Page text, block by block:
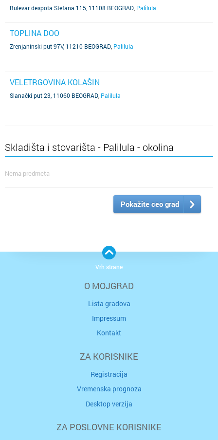
Bulevar despota Stefana 115, 11108 BEOGRAD Palilula
TOPLINA DOO
Zrenjaninski put 97V, 11210 BEOGRAD Palilula
VELETRGOVINA KOLAŠIN
Slanački put 23, 11060 BEOGRAD Palilula
Skladišta i stovarišta - Palilula - okolina
Nema predmeta
Pokažite ceo grad
O MOJGRAD
Lista gradova
Impressum
Kontakt
ZA KORISNIKE
Registracija
Vremenska prognoza
Desktop verzija
ZA POSLOVNE KORISNIKE
Vrh strane